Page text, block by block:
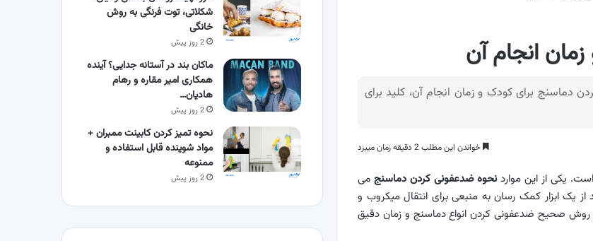
انجام آن
دماسنج برای کودک و زمان انجام آن، کلید برای
خواندن این مطلب 2 دقیقه زمان میبرد
یکی از این مواردنحوه ضدعفونی کردن دماسنج می
یک ابزار کمک رسان به منبعی برای انتقال میکروب و
روش صحیح ضدعفونی کردن انواع دماسنج و زمان دقیق
شکلاتی، توت فرنگی به روش
خانگی
2 روز پیش
ماکان بند در آستانه جدایی؟ آینده
همکاری امیر مقاره و رهام
هادیان…
2 روز پیش
نحوه تمیز کردن کابینت ممبران +
مواد شوینده قابل استفاده و
ممنوعه
2 روز پیش